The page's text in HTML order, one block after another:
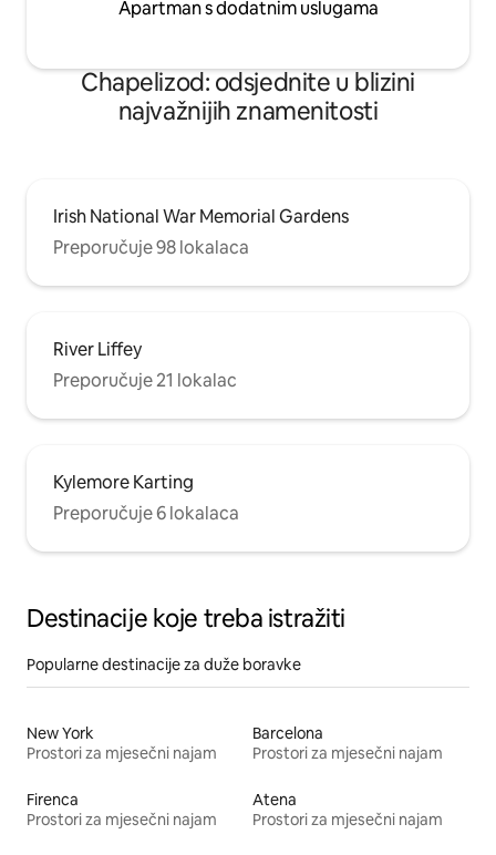
Apartman s dodatnim uslugama
Chapelizod: odsjednite u blizini
najvažnijih znamenitosti
Irish National War Memorial Gardens
Preporučuje 98 lokalaca
River Liffey
Preporučuje 21 lokalac
Kylemore Karting
Preporučuje 6 lokalaca
Destinacije koje treba istražiti
Popularne destinacije za duže boravke
New York
Prostori za mjesečni najam
Barcelona
Prostori za mjesečni najam
Firenca
Prostori za mjesečni najam
Atena
Prostori za mjesečni najam